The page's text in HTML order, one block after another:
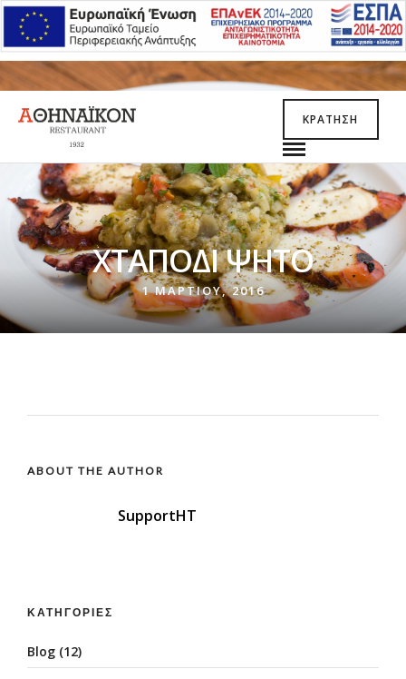
ΚΡΆΤΗΣΗ
ΧΤΑΠΌΔΙ ΨΗΤΌ
1 ΜΑΡΤΊΟΥ, 2016
ABOUT THE AUTHOR
SupportHT
ΚΑΤΗΓΟΡΊΕΣ
Blog (12)